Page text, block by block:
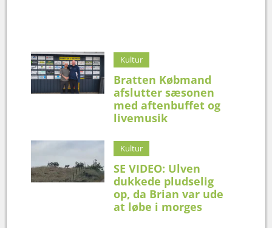
Kultur
Bratten Købmand
afslutter sæsonen
med aftenbuffet og
livemusik
Kultur
SE VIDEO: Ulven
dukkede pludselig
op, da Brian var ude
at løbe i morges